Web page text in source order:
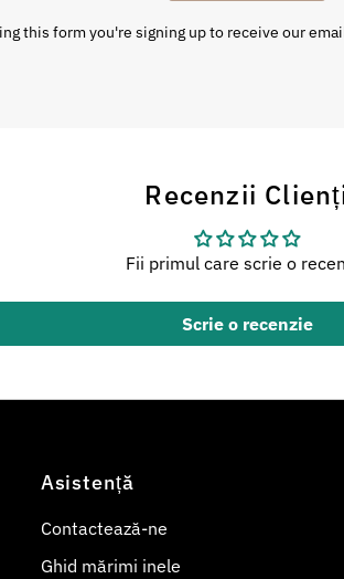
this form you're signing up to receive our
Recenzii
Fii primul care scrie o
Scrie o recenzie
Asistență
Contactează-ne
Ghid mărimi inele